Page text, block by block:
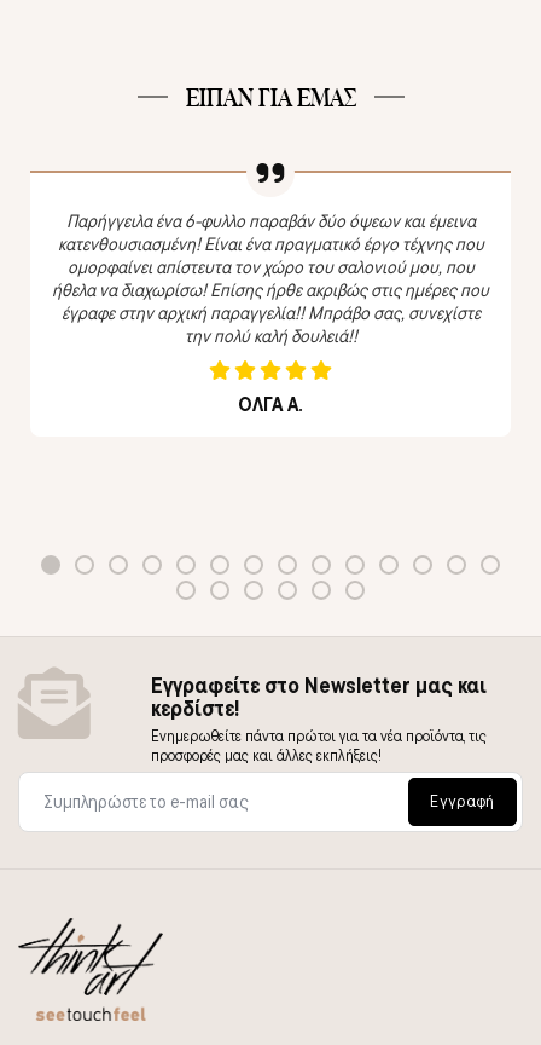
ΕΙΠΑΝ ΓΙΑ ΕΜΑΣ
Παρήγγειλα ένα 6-φυλλο παραβάν δύο όψεων και έμεινα
κατενθουσιασμένη! Είναι ένα πραγματικό έργο τέχνης που
ομορφαίνει απίστευτα τον χώρο του σαλονιού μου, που
ήθελα να διαχωρίσω! Επίσης ήρθε ακριβώς στις ημέρες που
έγραφε στην αρχική παραγγελία!! Μπράβο σας, συνεχίστε
την πολύ καλή δουλειά!!
ΟΛΓΑ Α.
Εγγραφείτε στο Newsletter μας και
κερδίστε!
Ενημερωθείτε πάντα πρώτοι για τα νέα προϊόντα, τις
προσφορές μας και άλλες εκπλήξεις!
Εγγραφή